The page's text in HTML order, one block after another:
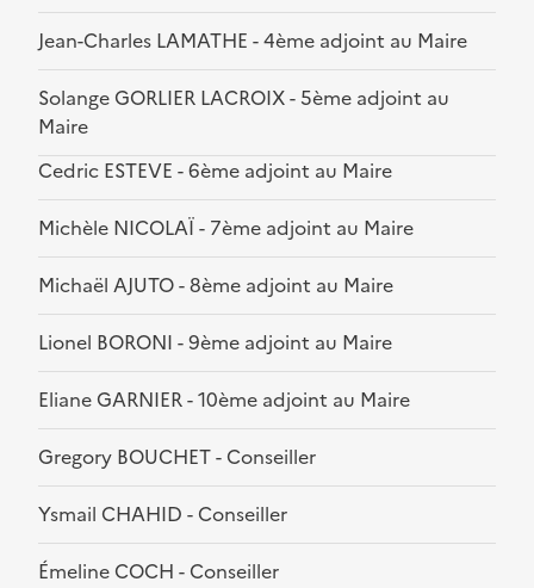
Jean-Charles LAMATHE - 4ème adjoint au Maire
Solange GORLIER LACROIX - 5ème adjoint au
Maire
Cedric ESTEVE - 6ème adjoint au Maire
Michèle NICOLAÏ - 7ème adjoint au Maire
Michaël AJUTO - 8ème adjoint au Maire
Lionel BORONI - 9ème adjoint au Maire
Eliane GARNIER - 10ème adjoint au Maire
Gregory BOUCHET - Conseiller
Ysmail CHAHID - Conseiller
Émeline COCH - Conseiller